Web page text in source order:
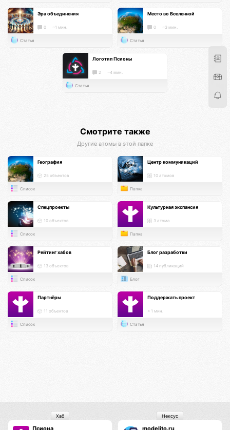
Эра объединения
0 ~1 мин.
Статья
Место во Вселенной
0 ~3 мин.
Статья
Логотип Псионы
2 ~4 мин.
Статья
Смотрите также
Другие атомы в этой папке
География
25 объектов
Список
Центр коммуникаций
10 атомов
Папка
Спецпроекты
10 объектов
Список
Культурная экспансия
3 атома
Папка
Рейтинг хабов
13 объектов
Список
Блог разработки
14 публикаций
Блог
Партнёры
11 объектов
Список
Поддержать проект
< 1 мин.
Статья
Псиона
Хаб
modelito.ru
Нексус